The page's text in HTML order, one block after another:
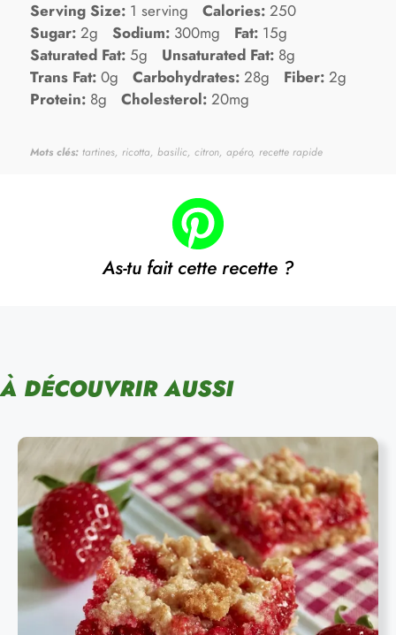
Serving Size: 1 serving Calories: 250
Sugar: 2g Sodium: 300mg Fat: 15g
Saturated Fat: 5g Unsaturated Fat: 8g
Trans Fat: 0g Carbohydrates: 28g Fiber: 2g
Protein: 8g Cholesterol: 20mg
Mots clés: tartines, ricotta, basilic, citron, apéro, recette rapide
As-tu fait cette recette ?
À DÉCOUVRIR AUSSI